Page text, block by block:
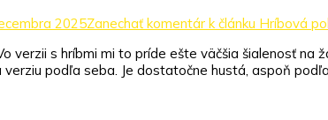
2025Zanechať komentár k článku Hríbová
verzii s hríbmi mi to príde ešte väčšia šialenosť na
podľa seba. Je dostatočne hustá, aspoň